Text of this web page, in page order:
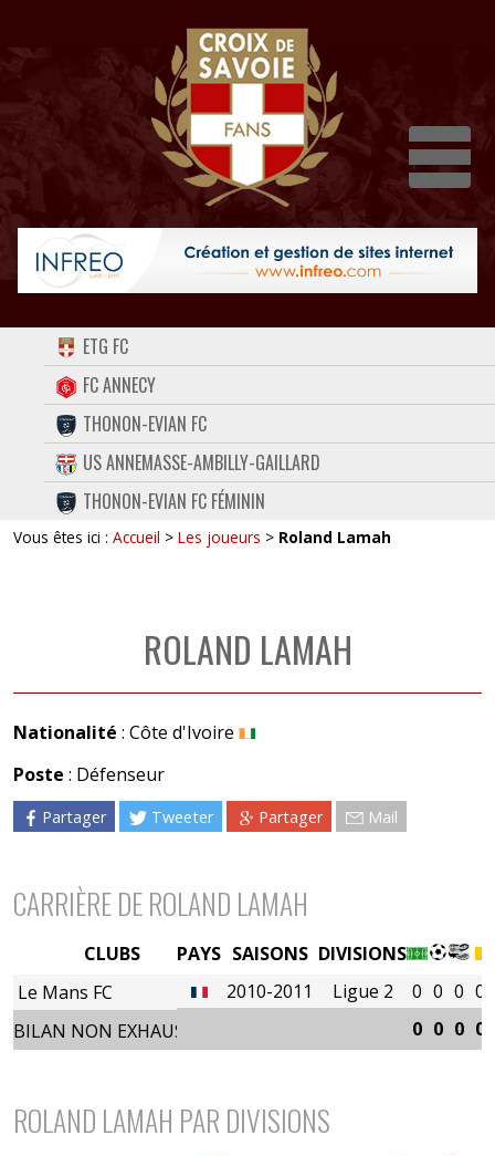
ACCUEIL
FORUM
CONTACT
FACEBOOK
TWITTER
ETG FC
FC ANNECY
THONON-EVIAN FC
US ANNEMASSE-AMBILLY-GAILLARD
THONON-EVIAN FC FÉMININ
Vous êtes ici : Accueil > Les joueurs > Roland Lamah
ROLAND LAMAH
Nationalité : Côte d'Ivoire
Poste : Défenseur
Partager Tweeter Partager Mail
CARRIÈRE DE ROLAND LAMAH
PAYS SAISONS DIVISIONS
2010-2011
Ligue 2 0 0 0 0
0 0 0 0
CLUBS
Le Mans FC
BILAN NON EXHAUSTIF
ROLAND LAMAH PAR DIVISIONS